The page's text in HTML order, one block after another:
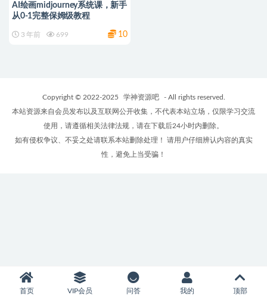
AI绘画midjourney系统课，新手
从0-1完整保姆级教程
3 年前 699 10
Copyright © 2022-2025 学神资源吧
- All rights reserved.
本站资源来自会员发布以及互联网公开收集，不代表本站立场，仅限学习交流
使用，请遵循相关法律法规，请在下载后24小时内删除。
如有侵权争议、不妥之处请联系本站删除处理！ 请用户仔细辨认内容的真实
性，避免上当受骗！
首页 VIP会员 问答 我的 顶部